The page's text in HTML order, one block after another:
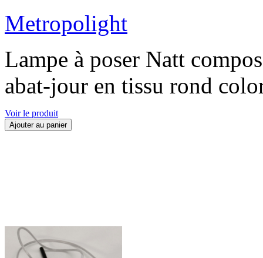
Metropolight
Lampe à poser Natt
abat-jour en tissu rond
Voir le produit
Ajouter au panier